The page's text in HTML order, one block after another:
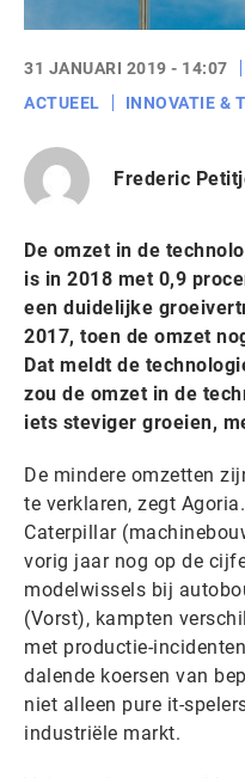
31 JANUARI 2019 - 14:07
ACTUEEL
INNOVATIE &
Frederic
De omzet in de
is in 2018 met 0,9
een duidelijke
2017, toen de omzet
Dat meldt de
zou de omzet in de
iets steviger groeien,
De mindere omzetten
te verklaren, zegt
Caterpillar
vorig jaar nog op de
modelwissels bij
(Vorst), kampten
met productie-
dalende koersen van
niet alleen pure it-
industriële markt.